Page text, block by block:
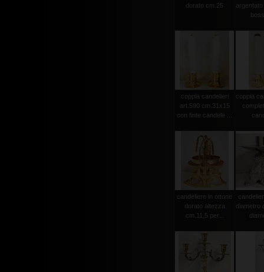
dorato cm.25
coppia candelieri
art.590 cm.31x15
con finte candele ...
coppia
candeliere in ottone
dorato altezza
cm.11,5 per...
diametro